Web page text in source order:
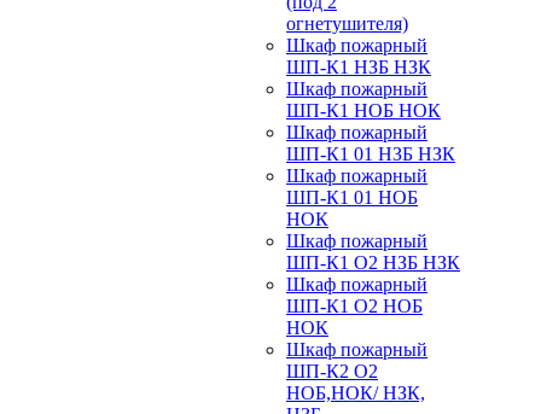
огнетушителя)
Шкаф пожарный
ШП-К1 НЗБ НЗК
Шкаф пожарный
ШП-К1 НОБ НОК
Шкаф пожарный
ШП-К1 01 НЗБ НЗК
Шкаф пожарный
ШП-К1 01 НОБ
НОК
Шкаф пожарный
ШП-К1 О2 НЗБ НЗК
Шкаф пожарный
ШП-К1 О2 НОБ
НОК
Шкаф пожарный
ШП-К2 О2
НОБ,НОК/ НЗК,